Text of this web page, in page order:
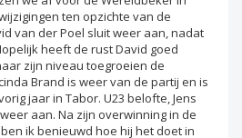
ten opzichte van de
van der Poel sluit weer aan, nadat
heeft de rust David goed
zijn niveau toegroeien de
Brand is weer van de partij en is
jaar in Tabor. U23 belofte, Jens
aan. Na zijn overwinning in de
ik benieuwd hoe hij het doet in